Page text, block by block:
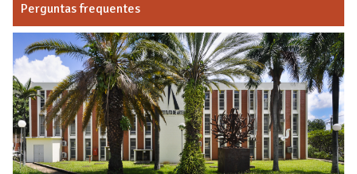
Perguntas frequentes